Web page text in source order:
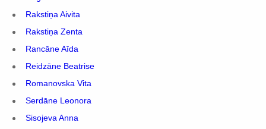
Rakstiņa Aivita
Rakstiņa Zenta
Rancāne Aīda
Reidzāne Beatrise
Romanovska Vita
Serdāne Leonora
Sisojeva Anna